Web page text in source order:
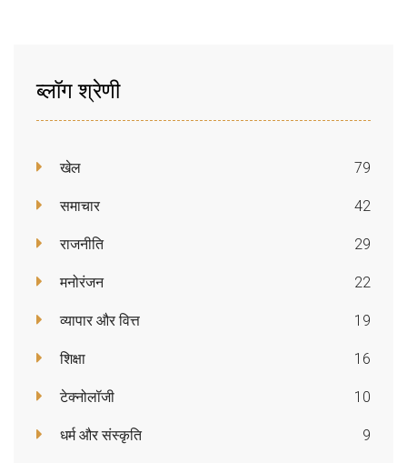
ब्लॉग श्रेणी
खेल 79
समाचार 42
राजनीति 29
मनोरंजन 22
व्यापार और वित्त 19
शिक्षा 16
टेक्नोलॉजी 10
धर्म और संस्कृति 9